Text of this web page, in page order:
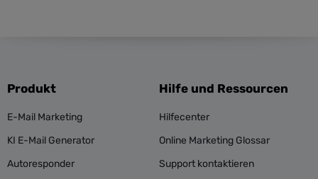
Produkt
E-Mail Marketing
KI E-Mail Generator
Autoresponder
Hilfe und Ressourcen
Hilfecenter
Online Marketing Glossar
Support kontaktieren